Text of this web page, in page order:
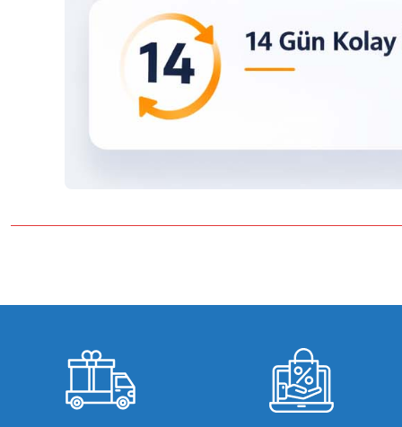
Ürün açıklamasında eksik bilgiler bulunuyor.
Ürün bilgilerinde hatalar bulunuyor.
Ürün fiyatı diğer sitelerden daha pahalı.